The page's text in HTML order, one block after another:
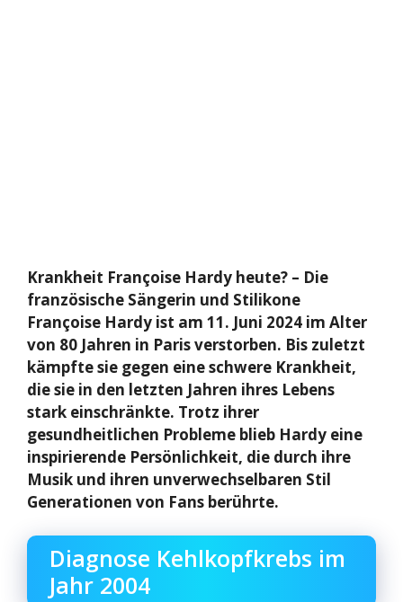
Krankheit Françoise Hardy heute? – Die
französische Sängerin und Stilikone
Françoise Hardy ist am 11. Juni 2024 im Alter
von 80 Jahren in Paris verstorben. Bis zuletzt
kämpfte sie gegen eine schwere Krankheit,
die sie in den letzten Jahren ihres Lebens
stark einschränkte. Trotz ihrer
gesundheitlichen Probleme blieb Hardy eine
inspirierende Persönlichkeit, die durch ihre
Musik und ihren unverwechselbaren Stil
Generationen von Fans berührte.
Diagnose Kehlkopfkrebs im
Jahr 2004